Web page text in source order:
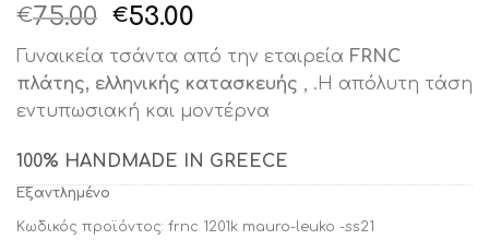
€75.00 Original
price
was:
€75.00.
€53.00
τρέχουσα
τιμή
είναι:
€53.00.
Γυναικεία τσάντα από την εταιρεία FRNC
πλάτης, ελληνικής κατασκευής , .H απόλυτη τάση
εντυπωσιακή και μοντέρνα
100% HANDMADE IN GREECE
Εξαντλημένο
Κωδικός προϊόντος: frnc 1201k mauro-leuko -ss21